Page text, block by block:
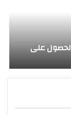
من أجل الحصول على